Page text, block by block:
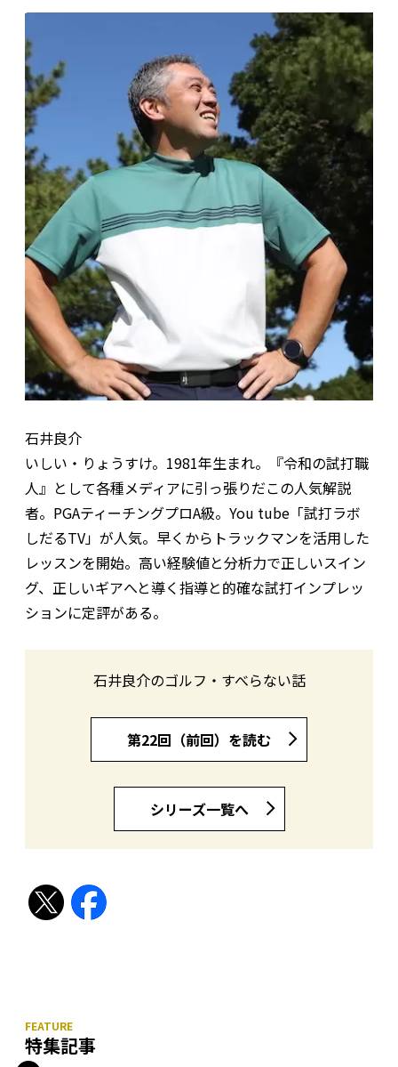
石井良介
いしい・りょうすけ。1981年生まれ。『令和の試打職
人』として各種メディアに引っ張りだこの人気解説
者。PGAティーチングプロA級。You tube「試打ラボ
しだるTV」が人気。早くからトラックマンを活用した
レッスンを開始。高い経験値と分析力で正しいスイン
グ、正しいギアへと導く指導と的確な試打インプレッ
ションに定評がある。
石井良介のゴルフ・すべらない話
第22回（前回）を読む
シリーズ一覧へ
特集記事